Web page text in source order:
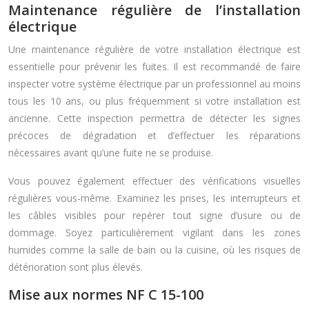
Maintenance régulière de l’installation
électrique
Une maintenance régulière de votre installation électrique est
essentielle pour prévenir les fuites. Il est recommandé de faire
inspecter votre système électrique par un professionnel au moins
tous les 10 ans, ou plus fréquemment si votre installation est
ancienne. Cette inspection permettra de détecter les signes
précoces de dégradation et d’effectuer les réparations
nécessaires avant qu’une fuite ne se produise.
Vous pouvez également effectuer des vérifications visuelles
régulières vous-même. Examinez les prises, les interrupteurs et
les câbles visibles pour repérer tout signe d’usure ou de
dommage. Soyez particulièrement vigilant dans les zones
humides comme la salle de bain ou la cuisine, où les risques de
détérioration sont plus élevés.
Mise aux normes NF C 15-100